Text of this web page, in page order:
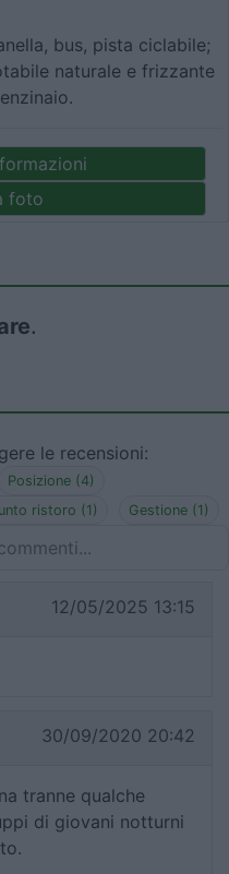
bus, pista ciclabile;
naturale e frizzante
foto
.
le recensioni:
Posizione (4)
ristoro (1) Gestione (1)
12/05/2025 13:15
30/09/2020 20:42
tranne qualche
di giovani notturni